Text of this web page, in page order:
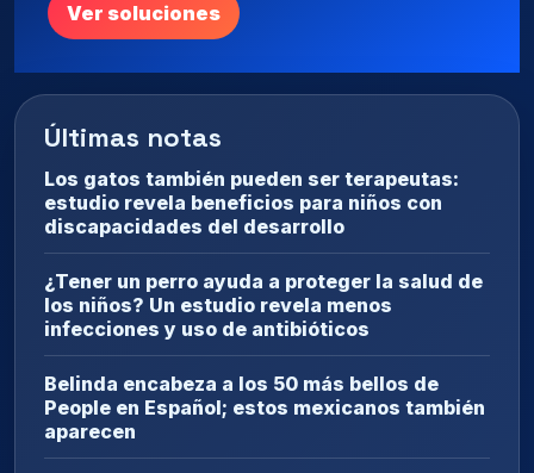
Ver soluciones
Últimas notas
Los gatos también pueden ser terapeutas:
estudio revela beneficios para niños con
discapacidades del desarrollo
¿Tener un perro ayuda a proteger la salud de
los niños? Un estudio revela menos
infecciones y uso de antibióticos
Belinda encabeza a los 50 más bellos de
People en Español; estos mexicanos también
aparecen